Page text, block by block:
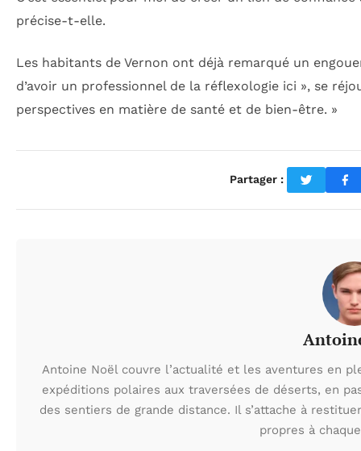
précise-t-elle.
Les habitants de Vernon ont déjà remarqué un
d’avoir un professionnel de la réflexologie ici », se
perspectives en matière de santé et de bien-être. »
Partager :
Antoine Noël couvre l’actualité et les aventures en
expéditions polaires aux traversées de déserts, en
des sentiers de grande distance. Il s’attache à
propres à